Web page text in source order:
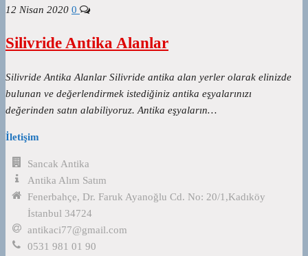
12 Nisan 2020 0
Silivride Antika Alanlar
Silivride Antika Alanlar Silivride antika alan yerler olarak elinizde
bulunan ve değerlendirmek istediğiniz antika eşyalarınızı
değerinden satın alabiliyoruz. Antika eşyaların…
İletişim
Sancak Antika
Antika Alım Satım
Fenerbahçe, Dr. Faruk Ayanoğlu Cd. No: 20/1,Kadıköy
İstanbul 34724
antikaci77@gmail.com
0531 981 01 90